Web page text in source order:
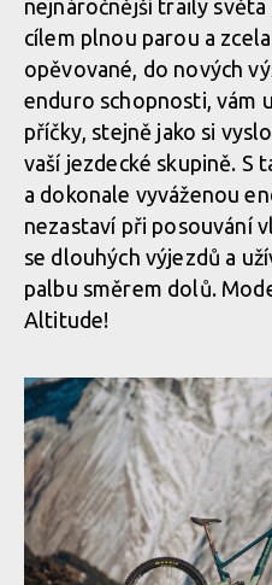
nejnáročnější traily světa
cílem plnou parou a
opěvované, do nových
enduro schopnosti, vám
příčky, stejně jako si
vaší jezdecké skupině. S
a dokonale vyváženou
nezastaví při posouvání
se dlouhých výjezdů a
palbu směrem dolů.
Altitude!